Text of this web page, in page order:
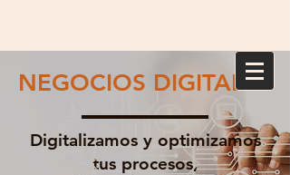
NEGOCIOS DIGITALES
Digitalizamos y optimizamos
tus procesos,